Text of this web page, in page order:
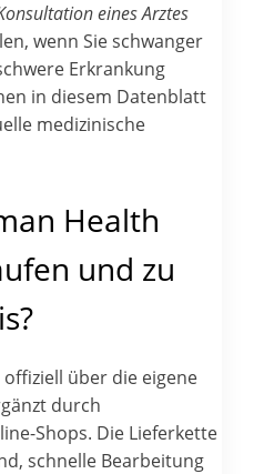
eines Arztes
wenn Sie schwanger
Erkrankung
in diesem Datenblatt
medizinische
Health
und zu
über die eigene
durch
Shops. Die Lieferkette
schnelle Bearbeitung